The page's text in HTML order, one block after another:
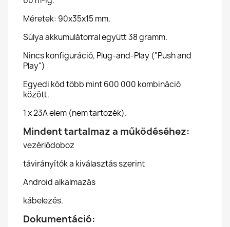
Méretek: 90x35x15 mm.
Súlya akkumulátorral együtt 38 gramm.
Nincs konfiguráció, Plug-and-Play ("Push and
Play")
Egyedi kód több mint 600 000 kombináció
között.
1 x 23A elem (nem tartozék).
Mindent tartalmaz a működéséhez:
vezérlődoboz
távirányítók a kiválasztás szerint
Android alkalmazás
kábelezés.
Dokumentáció: